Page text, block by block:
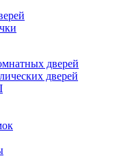
дверей
дверей